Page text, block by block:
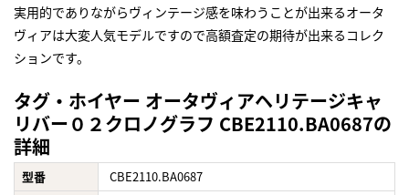
実用的でありながらヴィンテージ感を味わうことが出来るオータ
ヴィアは大変人気モデルですので高額査定の期待が出来るコレク
ションです。
タグ・ホイヤー オータヴィアヘリテージキャ
リバー０２クロノグラフ CBE2110.BA0687の
詳細
型番
CBE2110.BA0687